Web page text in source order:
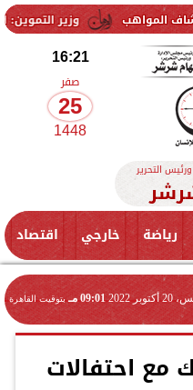
وزير التموين: استمرار
16:21
صفر
25
1448
التحرير
رياضة خارجي اقتصاد
2022 09:01 مـ بتوقيت القاهرة
مع احتفالات